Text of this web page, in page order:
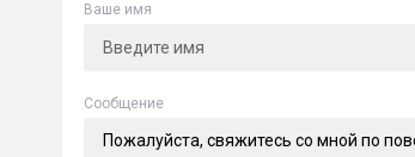
Ваше имя
Cообщение